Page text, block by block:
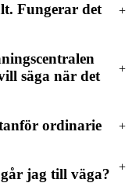
Fungerar det
säga när det
ordinarie
jag till väga?